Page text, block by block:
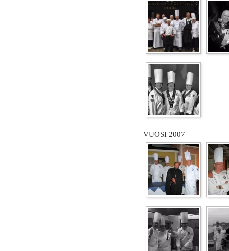
VUOSI 2007